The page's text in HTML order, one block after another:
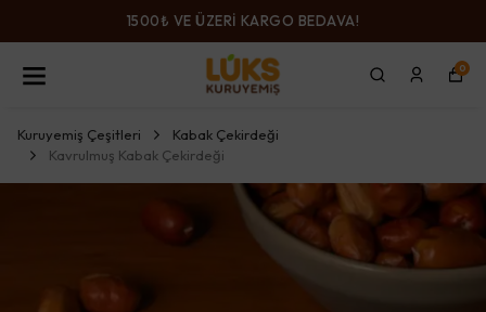
1500₺ VE ÜZERİ KARGO BEDAVA!
0
Kuruyemiş Çeşitleri
Kabak Çekirdeği
Kavrulmuş Kabak Çekirdeği